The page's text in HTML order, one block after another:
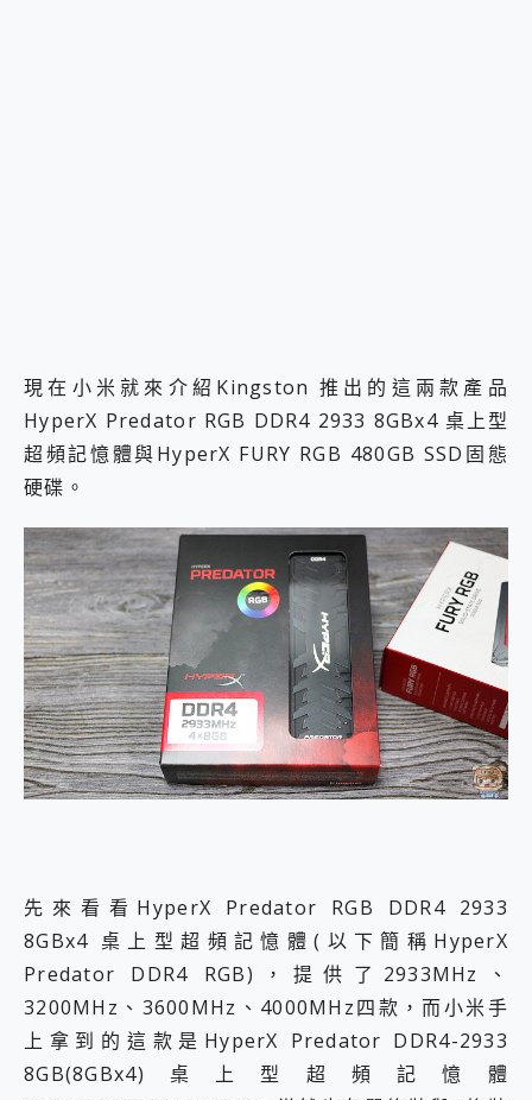
現在小米就來介紹Kingston 推出的這兩款產品
HyperX Predator RGB DDR4 2933 8GBx4 桌上型
超頻記憶體與HyperX FURY RGB 480GB SSD固態
硬碟。
先來看看HyperX Predator RGB DDR4 2933
8GBx4 桌上型超頻記憶體(以下簡稱HyperX
Predator DDR4 RGB)，提供了2933MHz、
3200MHz、3600MHz、4000MHz四款，而小米手
上拿到的這款是HyperX Predator DDR4-2933
8GB(8GBx4)桌上型超頻記憶體